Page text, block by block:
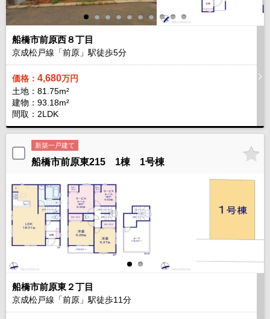
船橋市前原西８丁目
京成松戸線「前原」駅徒歩5分
価格： 4,680万円
土地：81.75m²
建物：93.18m²
間取：2LDK
新築一戸建て
船橋市前原東215 1棟 1号棟
船橋市前原東２丁目
京成松戸線「前原」駅徒歩11分